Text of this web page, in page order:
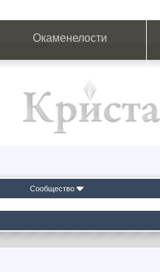
Окаменелости
Сообщество